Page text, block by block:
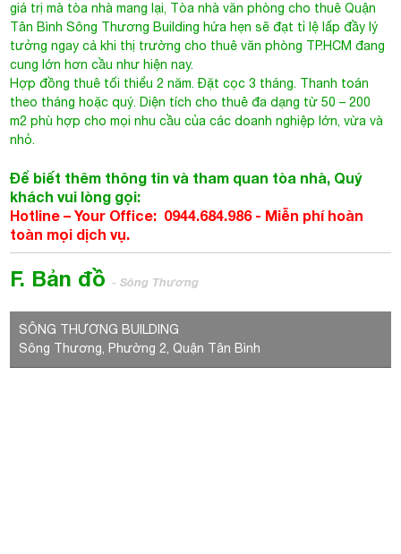
giá trị mà tòa nhà mang lại, Tòa nhà văn phòng cho thuê Quận
Tân Bình Sông Thương Building hứa hẹn sẽ đạt tỉ lệ lấp đầy lý
tưởng ngay cả khi thị trường cho thuê văn phòng TP.HCM đang
cung lớn hơn cầu như hiện nay.
Hợp đồng thuê tối thiểu 2 năm. Đặt cọc 3 tháng. Thanh toán
theo tháng hoặc quý. Diện tích cho thuê đa dạng từ 50 – 200
m2 phù hợp cho mọi nhu cầu của các doanh nghiệp lớn, vừa và
nhỏ.
Để biết thêm thông tin và tham quan tòa nhà, Quý
khách vui lòng gọi:
Hotline – Your Office: 0944.684.986 - Miễn phí hoàn
toàn mọi dịch vụ.
F. Bản đồ- Sông Thương
SÔNG THƯƠNG BUILDING
Sông Thương, Phường 2, Quận Tân Bình